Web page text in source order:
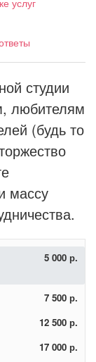
услуг
студии
любителям
(будь то
массу
5 000 р.
7 500 р.
12 500 р.
17 000 р.